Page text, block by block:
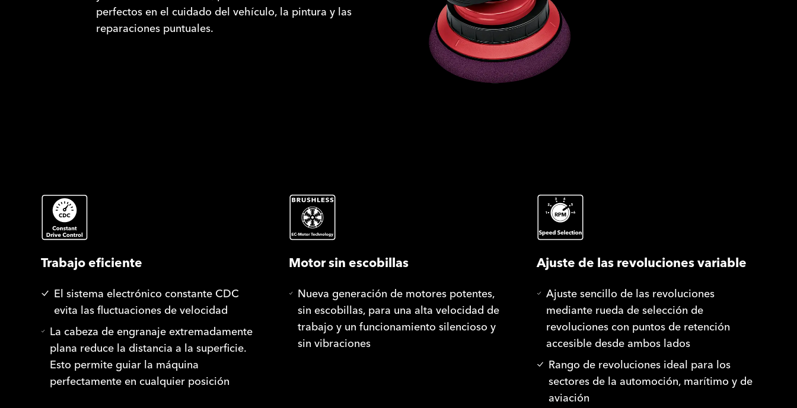
perfectos en el cuidado del vehículo, la pintura y las
reparaciones puntuales.
Trabajo eficiente
El sistema electrónico constante CDC
evita las fluctuaciones de velocidad
La cabeza de engranaje extremadamente
plana reduce la distancia a la superficie.
Esto permite guiar la máquina
perfectamente en cualquier posición
Motor sin escobillas
Nueva generación de motores potentes,
sin escobillas, para una alta velocidad de
trabajo y un funcionamiento silencioso y
sin vibraciones
Ajuste de las revoluciones variable
Ajuste sencillo de las revoluciones
mediante rueda de selección de
revoluciones con puntos de retención
accesible desde ambos lados
Rango de revoluciones ideal para los
sectores de la automoción, marítimo y de
aviación